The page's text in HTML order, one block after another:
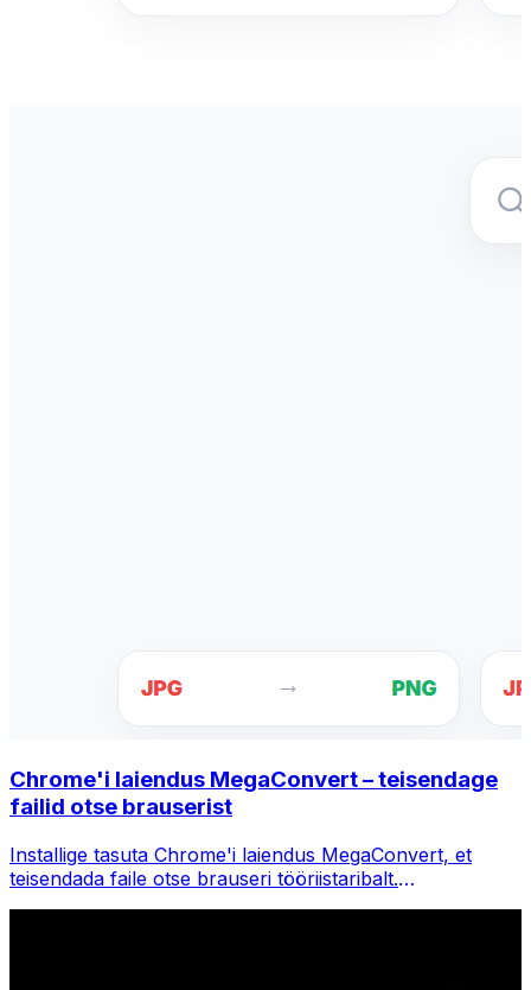
Chrome'i laiendus MegaConvert – teisendage
failid otse brauserist
Installige tasuta Chrome'i laiendus MegaConvert, et
teisendada faile otse brauseri tööriistaribalt.